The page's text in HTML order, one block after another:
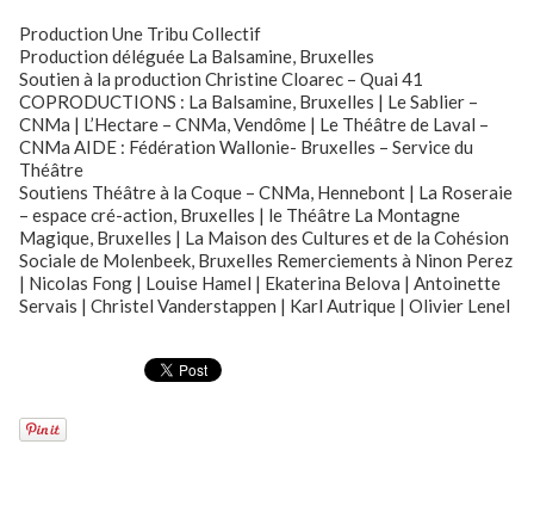
Production Une Tribu Collectif
Production déléguée La Balsamine, Bruxelles
Soutien à la production Christine Cloarec – Quai 41
COPRODUCTIONS : La Balsamine, Bruxelles | Le Sablier –
CNMa | L’Hectare – CNMa, Vendôme | Le Théâtre de Laval –
CNMa AIDE : Fédération Wallonie- Bruxelles – Service du
Théâtre
Soutiens Théâtre à la Coque – CNMa, Hennebont | La Roseraie
– espace cré-action, Bruxelles | le Théâtre La Montagne
Magique, Bruxelles | La Maison des Cultures et de la Cohésion
Sociale de Molenbeek, Bruxelles Remerciements à Ninon Perez
| Nicolas Fong | Louise Hamel | Ekaterina Belova | Antoinette
Servais | Christel Vanderstappen | Karl Autrique | Olivier Lenel